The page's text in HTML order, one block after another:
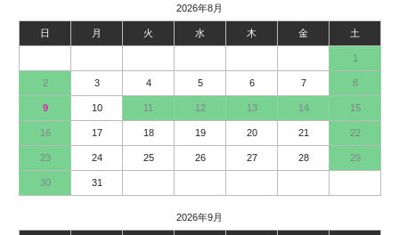
2026年8月
日 月 火 水 木 金 土
1
2 3 4 5 6 7 8
9 10 11 12 13 14 15
16 17 18 19 20 21 22
23 24 25 26 27 28 29
30 31
2026年9月